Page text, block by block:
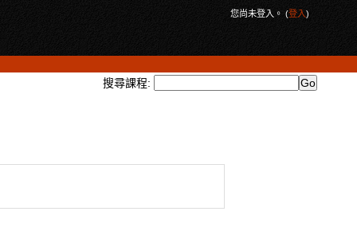
您尚未登入。 (登入)
搜尋課程: